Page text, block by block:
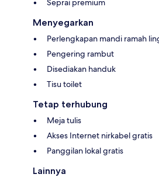
Seprai premium
Menyegarkan
Perlengkapan mandi ramah
Pengering rambut
Disediakan handuk
Tisu toilet
Tetap terhubung
Meja tulis
Akses Internet nirkabel gratis
Panggilan lokal gratis
Lainnya